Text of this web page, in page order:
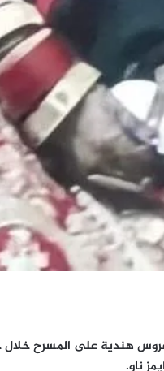
هندية على المسرح خلال
ناو.